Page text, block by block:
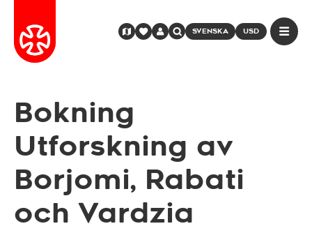
SVENSKA USD
Bokning
Utforskning av
Borjomi, Rabati
och Vardzia